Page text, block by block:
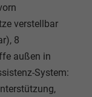
verstellbar
8
außen in
System: